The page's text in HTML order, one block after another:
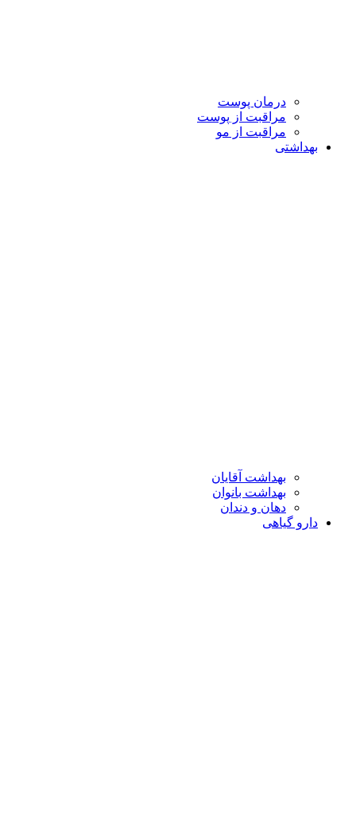
درمان پوست
مراقبت از پوست
مراقبت از مو
بهداشتی
بهداشت آقایان
بهداشت بانوان
دهان و دندان
دارو گیاهی